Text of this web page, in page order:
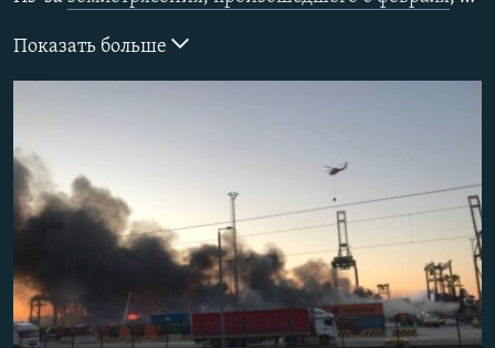
Все сайты RFE/RL
Показать больше